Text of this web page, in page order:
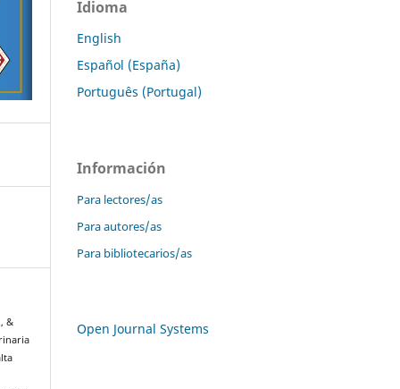
&
Idioma
English
Español (España)
Português (Portugal)
Información
Para lectores/as
Para autores/as
Para bibliotecarios/as
Open Journal Systems